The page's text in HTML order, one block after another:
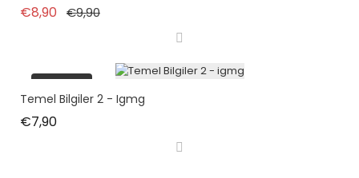
€8,90 Normal fiyat
€9,90Fiyat
tükendi
Temel Bilgiler 2 - Igmg
€7,90Fiyat